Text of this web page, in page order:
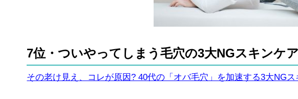
7位・ついやってしまう毛穴の3大NGスキンケ
その老け見え、コレが原因? 40代の「オバ毛穴」を加速する3大NGス